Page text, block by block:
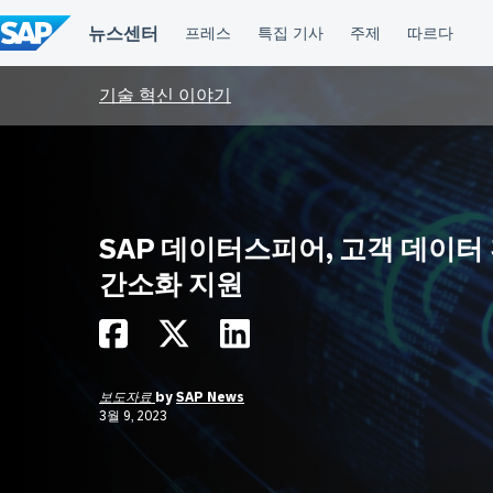
텐
츠
건
기술 혁신 이야기
SAP 데이터스피어, 고객 데이터
간소화 지원
보도자료 by SAP News
3월 9, 2023